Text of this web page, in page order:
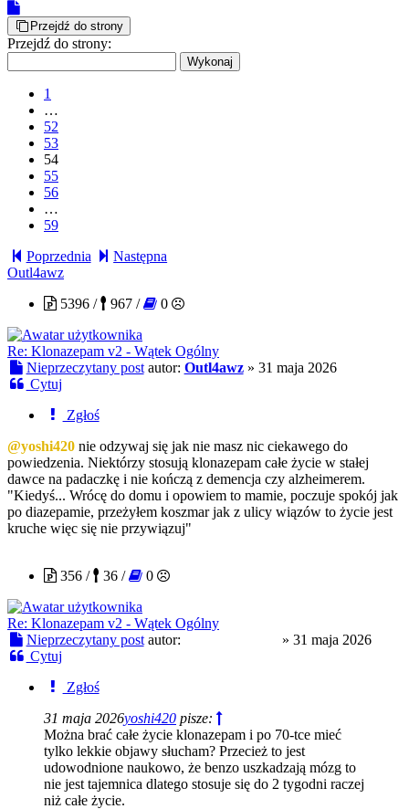
Przejdź do strony
Przejdź do strony:
1
…
52
53
54
55
56
…
59
Poprzednia
Następna
Outl4awz
5396 /
967 / 0
Re: Klonazepam v2 - Wątek Ogólny
Nieprzeczytany post autor: Outl4awz» 31 maja 2026
Cytuj
Zgłoś
@yoshi420 nie odzywaj się jak nie masz nic ciekawego do
powiedzenia. Niektórzy stosują klonazepam całe życie w stałej
dawce na padaczkę i nie kończą z demencja czy alzheimerem.
"Kiedyś... Wrócę do domu i opowiem to mamie, poczuje spokój jak
po diazepamie, przeżyłem koszmar jak z ulicy wiązów to życie jest
kruche więc się nie przywiązuj"
356 /
36 / 0
Re: Klonazepam v2 - Wątek Ogólny
Nieprzeczytany post autor: » 31 maja 2026
Cytuj
Zgłoś
31 maja 2026yoshi420 pisze:
Można brać całe życie klonazepam i po 70-tce mieć
tylko lekkie objawy słucham? Przecież to jest
udowodnione naukowo, że benzo uszkadzają mózg to
nie jest tajemnica dlatego stosuje się do 2 tygodni raczej
niż całe życie.